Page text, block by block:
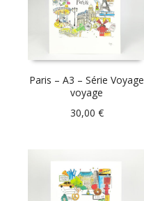
Paris – A3 – Série Voyage
voyage
30,00 €